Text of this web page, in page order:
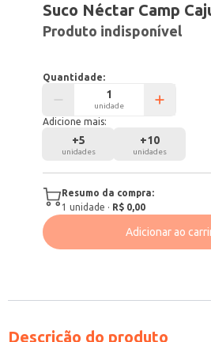
Suco Néctar Camp
Produto indisponível
Quantidade:
unidade
Adicione mais:
+5
unidades
+10
unidades
Resumo da compra:
1 unidade · R$ 0,00
Adicionar ao
Descrição do produto